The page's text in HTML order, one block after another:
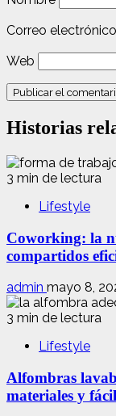
Correo electrónico
Web
Historias
3 min de lectura
Lifestyle
Coworking: la
compartidos
admin mayo 8,
3 min de lectura
Lifestyle
Alfombras
materiales y